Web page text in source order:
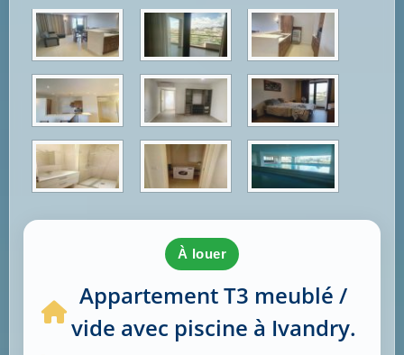
à louer
Appartement T3 meublé /
vide avec piscine à Ivandry.